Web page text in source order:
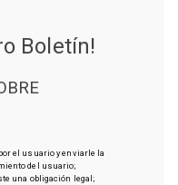
Boletín!
el usuario y enviarle la
del usuario;
una obligación legal;